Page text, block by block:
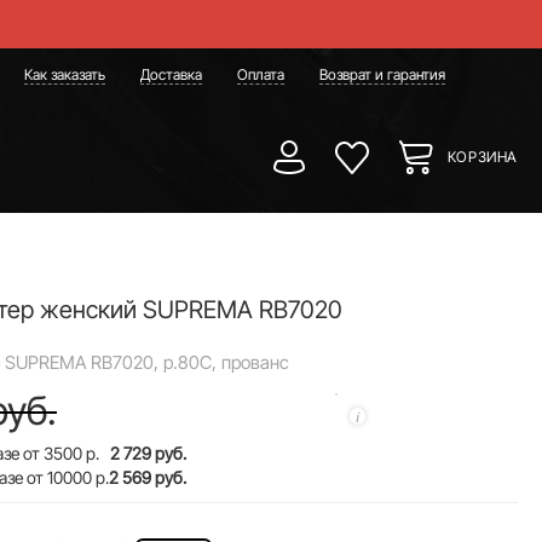
Как заказать Доставка Оплата Возврат и гарантия
КОРЗИНА
женский SUPREMA RB7020
SUPREMA RB7020, р.80C, прованс
от 3500 р. 2 729 руб.
от 10000 р.2 569 руб.